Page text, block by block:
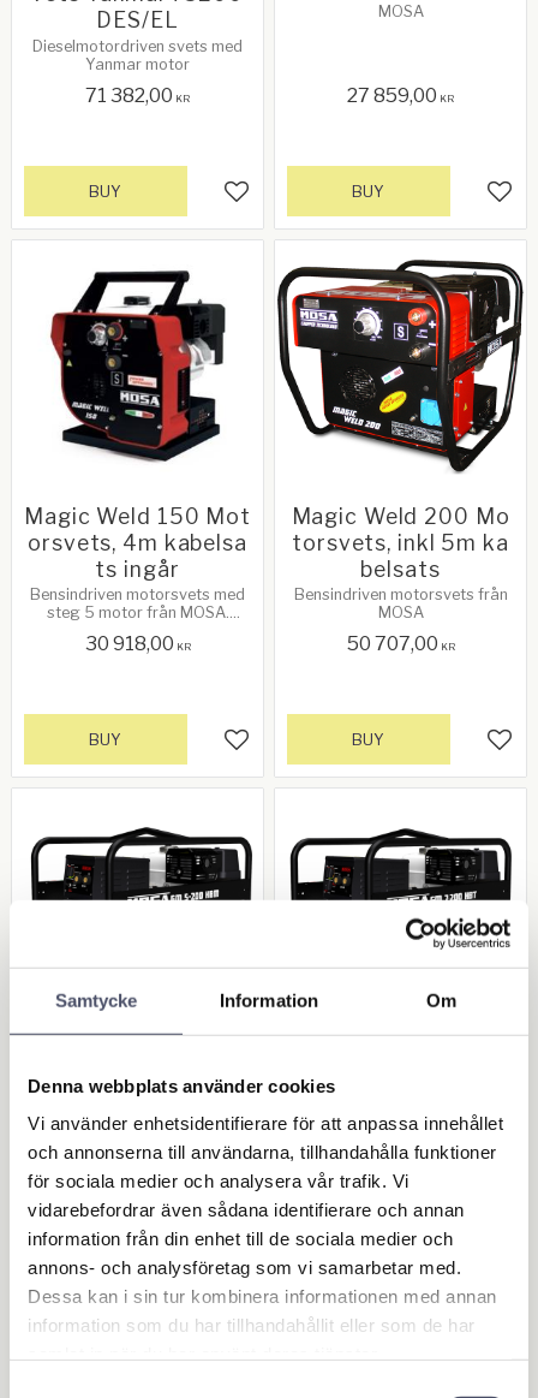
Samtycke Information Om
Denna webbplats använder cookies
Vi använder enhetsidentifierare för att anpassa innehållet
och annonserna till användarna, tillhandahålla funktioner
för sociala medier och analysera vår trafik. Vi
vidarebefordrar även sådana identifierare och annan
information från din enhet till de sociala medier och
annons- och analysföretag som vi samarbetar med.
Dessa kan i sin tur kombinera informationen med annan
information som du har tillhandahållit eller som de har
DES/EL
Dieselmotordriven svets med
Yanmar motor
71 382,00 KR
Add to favorites
BUY
MOSA
27 859,00 KR
BUY
Magic Weld 150 Mot
orsvets, 4m kabelsa
ts ingår
Bensindriven motorsvets med
steg 5 motor från MOSA.
30 918,00 KR
Add to favorites
BUY
Magic Weld 200 Mo
torsvets, inkl 5m ka
belsats
Bensindriven motorsvets från
MOSA
50 707,00 KR
BUY
00 HBM, 4m kabelsa
ts ingår
Bensindriven motorsvets -
Honda GX390 Motor - Enfas
asynkron generator. Kabelsats
36 860,00
Add to favorites
BUY
00 HBT, 4m kabelsa
ts ingår
Bensinmotordriven svets. 4m
svetskabel ingår
39 895,00
BUY